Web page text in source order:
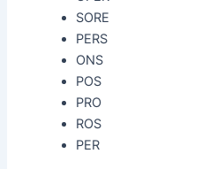
SORE
PERS
ONS
POS
PRO
ROS
PER